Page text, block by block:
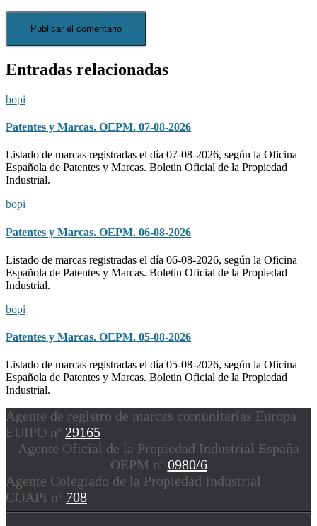
Entradas relacionadas
bopi
Patentes y Marcas. OEPM. 07-08-2026
Listado de marcas registradas el día 07-08-2026, según la Oficina
Española de Patentes y Marcas. Boletin Oficial de la Propiedad
Industrial.
bopi
Patentes y Marcas. OEPM. 06-08-2026
Listado de marcas registradas el día 06-08-2026, según la Oficina
Española de Patentes y Marcas. Boletin Oficial de la Propiedad
Industrial.
bopi
Patentes y Marcas. OEPM. 05-08-2026
Listado de marcas registradas el día 05-08-2026, según la Oficina
Española de Patentes y Marcas. Boletin Oficial de la Propiedad
Industrial.
Agente de registro de marcas comunitarias Europa
EUIPO nº 29165
Agente Oficial de la Propiedad Industrial España
OEPM nº 0980/6
Agente Colegiado de la Propiedad Industrial
COAPI nº 708